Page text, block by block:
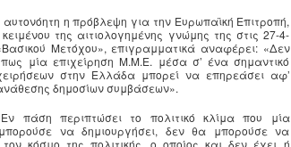
η πρόβλεψη για την Ευρωπαϊκή Επιτροπή,
της αιτιολογημένης γνώμης της στις 27-4-
Μετόχου», επιγραμματικά αναφέρει: «Δεν
μία επιχείρηση Μ.Μ.Ε. μέσα σ’ ένα σημαντικό
στην Ελλάδα μπορεί να επηρεάσει αφ’
δημοσίων συμβάσεων».
πάση περιπτώσει το πολιτικό κλίμα που μία
να δημιουργήσει, δεν θα μπορούσε να
κόσμο της πολιτικής, ο οποίος και δεν έχει ή